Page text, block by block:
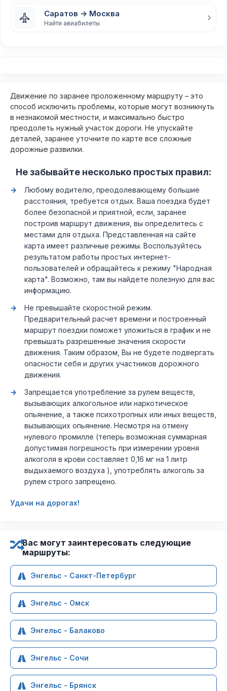
Саратов → Москва
Найти авиабилеты
Движение по заранее проложенному маршруту – это
способ исключить проблемы, которые могут возникнуть
в незнакомой местности, и максимально быстро
преодолеть нужный участок дороги. Не упускайте
деталей, заранее уточните по карте все сложные
дорожные развилки.
Не забывайте несколько простых правил:
Любому водителю, преодолевающему большие
расстояния, требуется отдых. Ваша поездка будет
более безопасной и приятной, если, заранее
построив маршрут движения, вы определитесь с
местами для отдыха. Представленная на сайте
карта имеет различные режимы. Воспользуйтесь
результатом работы простых интернет-
пользователей и обращайтесь к режиму "Народная
карта". Возможно, там вы найдете полезную для вас
информацию.
Не превышайте скоростной режим.
Предварительный расчет времени и построенный
маршрут поездки поможет уложиться в график и не
превышать разрешенные значения скорости
движения. Таким образом, Вы не будете подвергать
опасности себя и других участников дорожного
движения.
Запрещается употребление за рулем веществ,
вызывающих алкогольное или наркотическое
опьянение, а также психотропных или иных веществ,
вызывающих опьянение. Несмотря на отмену
нулевого промилле (теперь возможная суммарная
допустимая погрешность при измерении уровня
алкоголя в крови составляет 0,16 мг на 1 литр
выдыхаемого воздуха ), употреблять алкоголь за
рулем строго запрещено.
Удачи на дорогах!
Вас могут заинтересовать следующие
маршруты:
Энгельс - Санкт-Петербург
Энгельс - Омск
Энгельс - Балаково
Энгельс - Сочи
Энгельс - Брянск